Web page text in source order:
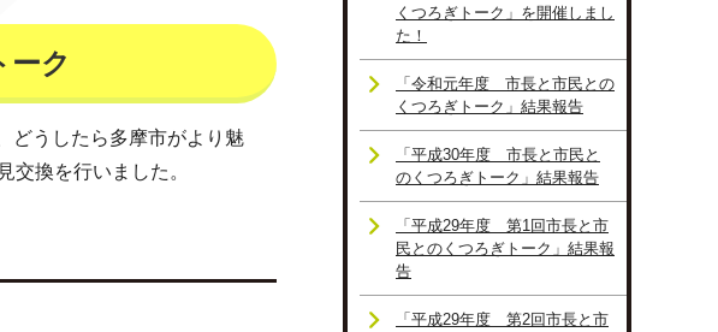
ーク
どうしたら多摩市がより魅
交換を行いました。
くつろぎトーク」を開催しまし
た！
「令和元年度 市長と市民との
くつろぎトーク」結果報告
「平成30年度 市長と市民と
のくつろぎトーク」結果報告
「平成29年度 第1回市長と市
民とのくつろぎトーク」結果報
告
「平成29年度 第2回市長と市